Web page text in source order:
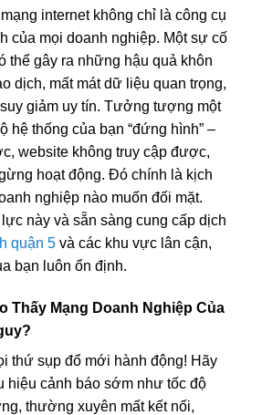
internet không chỉ là công cụ
của mọi doanh nghiệp. Một sự cố
thể gây ra những hậu quả khôn
dịch, mất mát dữ liệu quan trọng,
giảm uy tín. Tưởng tượng một
hệ thống của bạn “đứng hình” –
website không truy cập được,
hoạt động. Đó chính là kịch
nghiệp nào muốn đối mặt.
này và sẵn sàng cung cấp dịch
quận 5 và các khu vực lân cận,
bạn luôn ổn định.
Thấy Mạng Doanh Nghiệp Của
thứ sụp đổ mới hành động! Hãy
hiệu cảnh báo sớm như tốc độ
thường xuyên mất kết nối,